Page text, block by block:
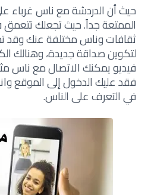
حيث أن الدردشة مع ناس غرباء
الممتعة جداً. حيث تجعلك
ثقافات وناس مختلفة عنك
لتكوين صداقة جديدة، وهنالك
فيديو يمكنك الاتصال مع ناس
فقد عليك الدخول إلى الموقع
في التعرف على الناس.